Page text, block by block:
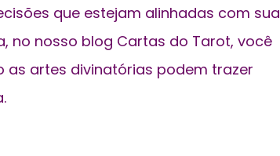
que estejam alinhadas com sua
no nosso blog Cartas do Tarot, você
artes divinatórias podem trazer